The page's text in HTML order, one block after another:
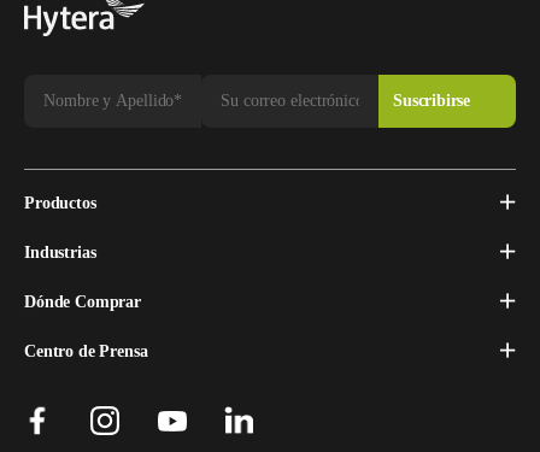
Productos
Industrias
Dónde Comprar
Centro de Prensa